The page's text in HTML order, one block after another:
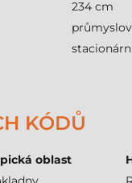
234 cm
KÓDŮ
oblast